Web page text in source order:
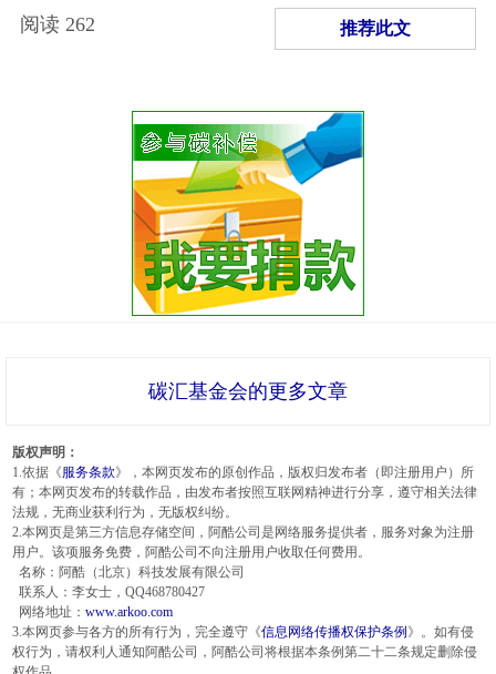
阅读 262 推荐此文
碳汇基金会的更多文章
版权声明：
1.依据《服务条款》，本网页发布的原创作品，版权归发布者（即注册用户）所
有；本网页发布的转载作品，由发布者按照互联网精神进行分享，遵守相关法律
法规，无商业获利行为，无版权纠纷。
2.本网页是第三方信息存储空间，阿酷公司是网络服务提供者，服务对象为注册
用户。该项服务免费，阿酷公司不向注册用户收取任何费用。
名称：阿酷（北京）科技发展有限公司
联系人：李女士，QQ468780427
网络地址： www.arkoo.com
3.本网页参与各方的所有行为，完全遵守《信息网络传播权保护条例》。如有侵
权行为，请权利人通知阿酷公司，阿酷公司将根据本条例第二十二条规定删除侵